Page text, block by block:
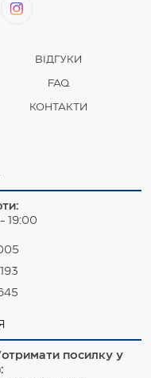
ВІДГУКИ
FAQ
КОНТАКТИ
19:00
посилку у